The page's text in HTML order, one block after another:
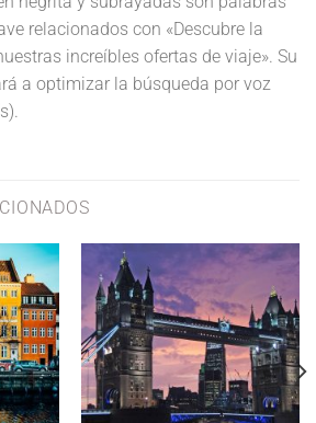
relacionados con «Descubre la
increíbles ofertas de viaje». Su
a optimizar la búsqueda por voz